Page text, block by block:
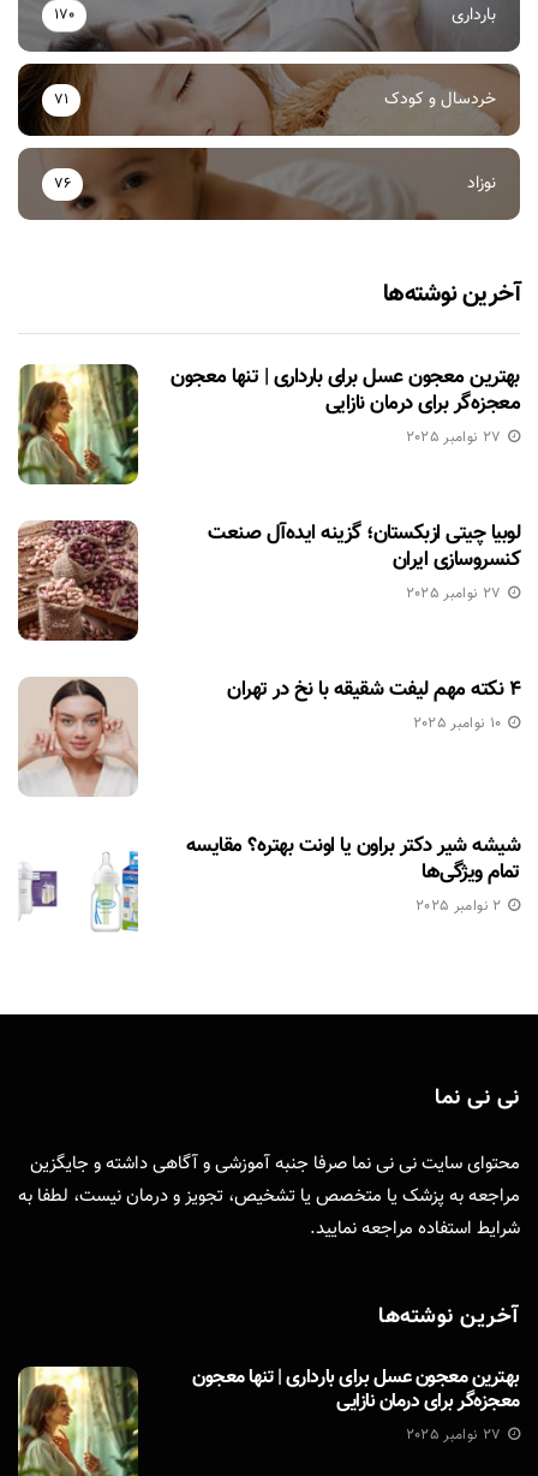
بارداری 170
خردسال و کودک 71
نوزاد 76
آخرین نوشته‌ها
بهترین معجون عسل برای بارداری | تنها معجون
معجزه‌گر برای درمان نازایی
27 نوامبر 2025
لوبیا چیتی ازبکستان؛ گزینه ایده‌آل صنعت
کنسروسازی ایران
27 نوامبر 2025
۴ نکته مهم لیفت شقیقه با نخ در تهران
10 نوامبر 2025
شیشه شیر دکتر براون یا اونت بهتره؟ مقایسه
تمام ویژگی‌ها
2 نوامبر 2025
نی نی نما
محتوای سایت نی نی نما صرفا جنبه آموزشی و آگاهی داشته و جایگزین
مراجعه به پزشک یا متخصص یا تشخیص، تجویز و درمان نیست، لطفا به
شرایط استفاده مراجعه نمایید.
آخرین نوشته‌ها
بهترین معجون عسل برای بارداری | تنها معجون
معجزه‌گر برای درمان نازایی
27 نوامبر 2025